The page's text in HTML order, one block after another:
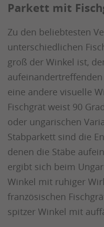
Parkett mit
Zu den beliebtesten
unterschiedlichen
groß der Winkel ist,
eine andere visuelle
Fischgrät weist 90
oder ungarischen
Stabparkett sind die
denen die Stäbe
ergibt sich beim
Winkel mit ruhiger
französischen
spitzer Winkel mit